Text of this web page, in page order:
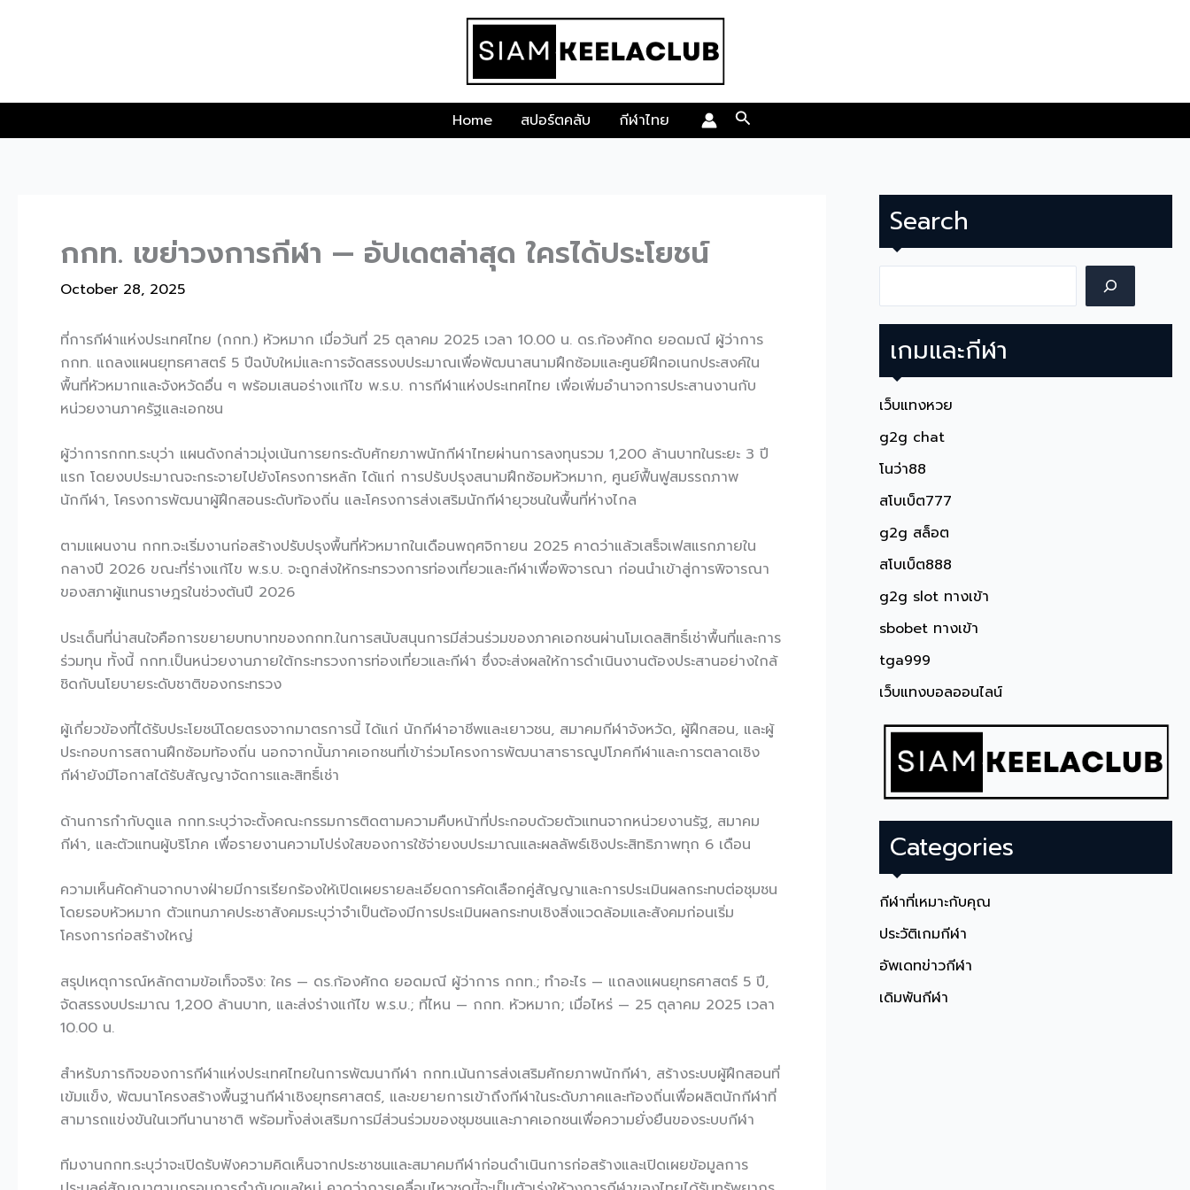
Home สปอร์ตคลับ กีฬาไทย Search
กกท. เขย่าวงการกีฬา — อัปเดตล่าสุด ใครได้ประโยชน์
October 28, 2025
ที่การกีฬาแห่งประเทศไทย (กกท.) หัวหมาก เมื่อวันที่ 25 ตุลาคม 2025 เวลา 10.00 น. ดร.ก้องศักด ยอดมณี ผู้ว่าการ
กกท. แถลงแผนยุทธศาสตร์ 5 ปีฉบับใหม่และการจัดสรรงบประมาณเพื่อพัฒนาสนามฝึกซ้อมและศูนย์ฝึกอเนกประสงค์ใน
พื้นที่หัวหมากและจังหวัดอื่น ๆ พร้อมเสนอร่างแก้ไข พ.ร.บ. การกีฬาแห่งประเทศไทย เพื่อเพิ่มอำนาจการประสานงานกับ
หน่วยงานภาครัฐและเอกชน
ผู้ว่าการกกท.ระบุว่า แผนดังกล่าวมุ่งเน้นการยกระดับศักยภาพนักกีฬาไทยผ่านการลงทุนรวม 1,200 ล้านบาทในระยะ 3 ปี
แรก โดยงบประมาณจะกระจายไปยังโครงการหลัก ได้แก่ การปรับปรุงสนามฝึกซ้อมหัวหมาก, ศูนย์ฟื้นฟูสมรรถภาพ
นักกีฬา, โครงการพัฒนาผู้ฝึกสอนระดับท้องถิ่น และโครงการส่งเสริมนักกีฬายุวชนในพื้นที่ห่างไกล
ตามแผนงาน กกท.จะเริ่มงานก่อสร้างปรับปรุงพื้นที่หัวหมากในเดือนพฤศจิกายน 2025 คาดว่าแล้วเสร็จเฟสแรกภายใน
กลางปี 2026 ขณะที่ร่างแก้ไข พ.ร.บ. จะถูกส่งให้กระทรวงการท่องเที่ยวและกีฬาเพื่อพิจารณา ก่อนนำเข้าสู่การพิจารณา
ของสภาผู้แทนราษฎรในช่วงต้นปี 2026
ประเด็นที่น่าสนใจคือการขยายบทบาทของกกท.ในการสนับสนุนการมีส่วนร่วมของภาคเอกชนผ่านโมเดลสิทธิ์เช่าพื้นที่และการ
ร่วมทุน ทั้งนี้ กกท.เป็นหน่วยงานภายใต้กระทรวงการท่องเที่ยวและกีฬา ซึ่งจะส่งผลให้การดำเนินงานต้องประสานอย่างใกล้
ชิดกับนโยบายระดับชาติของกระทรวง
ผู้เกี่ยวข้องที่ได้รับประโยชน์โดยตรงจากมาตรการนี้ ได้แก่ นักกีฬาอาชีพและเยาวชน, สมาคมกีฬาจังหวัด, ผู้ฝึกสอน, และผู้
ประกอบการสถานฝึกซ้อมท้องถิ่น นอกจากนั้นภาคเอกชนที่เข้าร่วมโครงการพัฒนาสาธารณูปโภคกีฬาและการตลาดเชิง
กีฬายังมีโอกาสได้รับสัญญาจัดการและสิทธิ์เช่า
ด้านการกำกับดูแล กกท.ระบุว่าจะตั้งคณะกรรมการติดตามความคืบหน้าที่ประกอบด้วยตัวแทนจากหน่วยงานรัฐ, สมาคม
กีฬา, และตัวแทนผู้บริโภค เพื่อรายงานความโปร่งใสของการใช้จ่ายงบประมาณและผลลัพธ์เชิงประสิทธิภาพทุก 6 เดือน
ความเห็นคัดค้านจากบางฝ่ายมีการเรียกร้องให้เปิดเผยรายละเอียดการคัดเลือกคู่สัญญาและการประเมินผลกระทบต่อชุมชน
โดยรอบหัวหมาก ตัวแทนภาคประชาสังคมระบุว่าจำเป็นต้องมีการประเมินผลกระทบเชิงสิ่งแวดล้อมและสังคมก่อนเริ่ม
โครงการก่อสร้างใหญ่
สรุปเหตุการณ์หลักตามข้อเท็จจริง: ใคร — ดร.ก้องศักด ยอดมณี ผู้ว่าการ กกท.; ทำอะไร — แถลงแผนยุทธศาสตร์ 5 ปี,
จัดสรรงบประมาณ 1,200 ล้านบาท, และส่งร่างแก้ไข พ.ร.บ.; ที่ไหน — กกท. หัวหมาก; เมื่อไหร่ — 25 ตุลาคม 2025 เวลา
10.00 น.
สำหรับภารกิจของการกีฬาแห่งประเทศไทยในการพัฒนากีฬา กกท.เน้นการส่งเสริมศักยภาพนักกีฬา, สร้างระบบผู้ฝึกสอนที่
เข้มแข็ง, พัฒนาโครงสร้างพื้นฐานกีฬาเชิงยุทธศาสตร์, และขยายการเข้าถึงกีฬาในระดับภาคและท้องถิ่นเพื่อผลิตนักกีฬาที่
สามารถแข่งขันในเวทีนานาชาติ พร้อมทั้งส่งเสริมการมีส่วนร่วมของชุมชนและภาคเอกชนเพื่อความยั่งยืนของระบบกีฬา
ทีมงานกกท.ระบุว่าจะเปิดรับฟังความคิดเห็นจากประชาชนและสมาคมกีฬาก่อนดำเนินการก่อสร้างและเปิดเผยข้อมูลการ
Search
เกมและกีฬา
เว็บแทงหวย
g2g chat
โนว่า88
สโบเบ็ต777
g2g สล็อต
สโบเบ็ต888
g2g slot ทางเข้า
sbobet ทางเข้า
tga999
เว็บแทงบอลออนไลน์
Categories
กีฬาที่เหมาะกับคุณ
ประวัติเกมกีฬา
อัพเดทข่าวกีฬา
เดิมพันกีฬา